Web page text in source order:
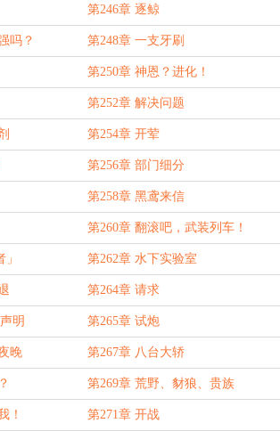
第246章 逐鲸
吗？ 第248章 一支牙刷
第250章 神恩？进化！
第252章 解决问题
第254章 开荤
第256章 部门细分
第258章 黑鸢来信
第260章 翻滚吧，武装列车！
第262章 水下实验室
第264章 请求
明 第265章 试炮
晚 第267章 八台大轿
第269章 荒野、豺狼、贵族
！ 第271章 开战